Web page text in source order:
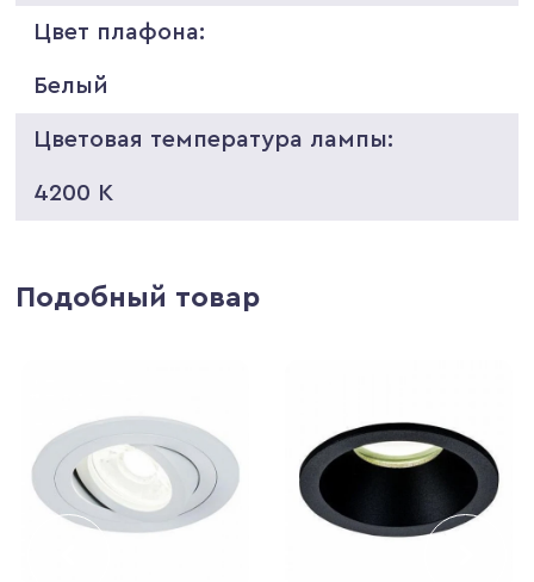
Цвет плафона:
Белый
Цветовая температура лампы:
4200 K
Подобный товар